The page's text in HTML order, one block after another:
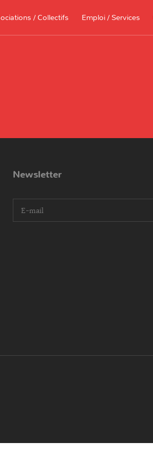
/ Collectifs Emploi / Services
Newsletter
I agree terms and conditions.*